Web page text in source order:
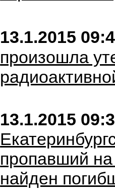
13.1.2015
произошла
13.1.2015
пропавший
найден